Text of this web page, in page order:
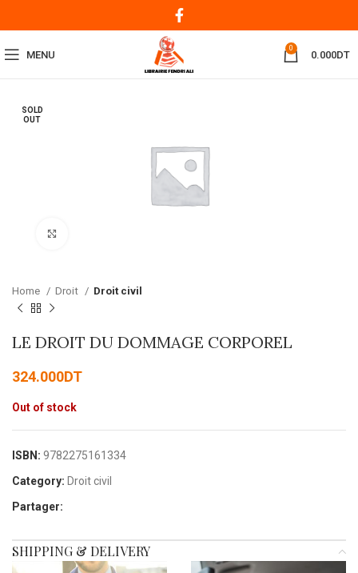
MENU
0
0.000DT
SOLD
OUT
Home Droit Droit civil
LE DROIT DU DOMMAGE CORPOREL
324.000DT
Out of stock
ISBN: 9782275161334
Category: Droit civil
Partager:
SHIPPING & DELIVERY